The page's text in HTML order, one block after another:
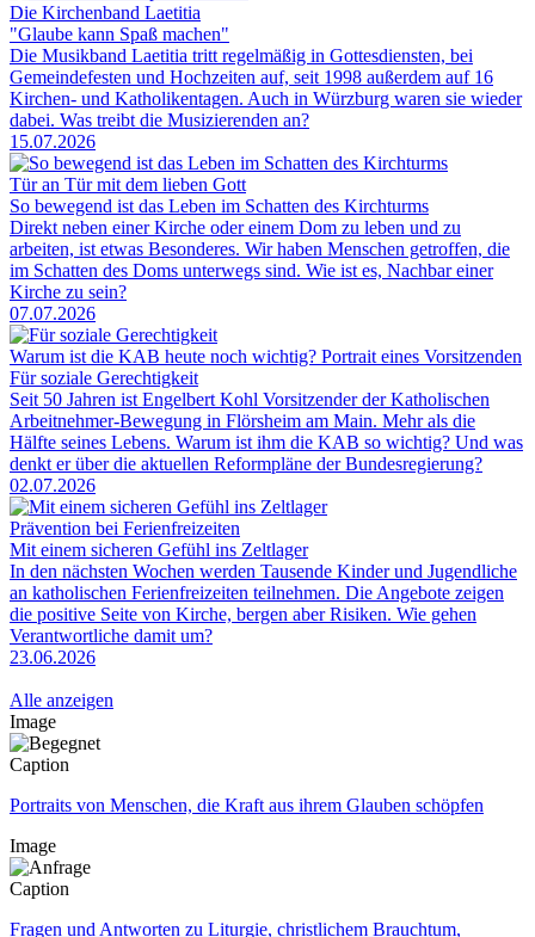
Die Kirchenband Laetitia
"Glaube kann Spaß machen"
Die Musikband Laetitia tritt regelmäßig in Gottesdiensten, bei
Gemeindefesten und Hochzeiten auf, seit 1998 außerdem auf 16
Kirchen- und Katholikentagen. Auch in Würzburg waren sie wieder
dabei. Was treibt die Musizierenden an?
15.07.2026
Tür an Tür mit dem lieben Gott
So bewegend ist das Leben im Schatten des Kirchturms
Direkt neben einer Kirche oder einem Dom zu leben und zu
arbeiten, ist etwas Besonderes. Wir haben Menschen getroffen, die
im Schatten des Doms unterwegs sind. Wie ist es, Nachbar einer
Kirche zu sein?
07.07.2026
Warum ist die KAB heute noch wichtig? Portrait eines Vorsitzenden
Für soziale Gerechtigkeit
Seit 50 Jahren ist Engelbert Kohl Vorsitzender der Katholischen
Arbeitnehmer-Bewegung in Flörsheim am Main. Mehr als die
Hälfte seines Lebens. Warum ist ihm die KAB so wichtig? Und was
denkt er über die aktuellen Reformpläne der Bundesregierung?
02.07.2026
Prävention bei Ferienfreizeiten
Mit einem sicheren Gefühl ins Zeltlager
In den nächsten Wochen werden Tausende Kinder und Jugendliche
an katholischen Ferienfreizeiten teilnehmen. Die Angebote zeigen
die positive Seite von Kirche, bergen aber Risiken. Wie gehen
Verantwortliche damit um?
23.06.2026
Alle anzeigen
Image
Caption
Portraits von Menschen, die Kraft aus ihrem Glauben schöpfen
Image
Caption
Fragen und Antworten zu Liturgie, christlichem Brauchtum,